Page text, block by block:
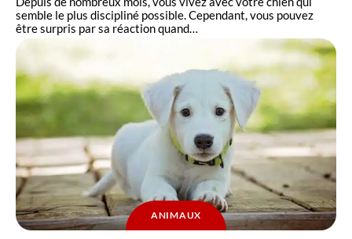
semble le plus discipliné possible. Cependant, vous pouvez
être surpris par sa réaction quand…
ANIMAUX